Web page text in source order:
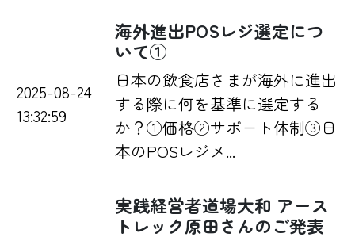
2025-08-24
13:32:59
海外進出POSレジ選定につ
いて①
日本の飲食店さまが海外に進出
する際に何を基準に選定する
か？①価格②サポート体制③日
本のPOSレジメ...
実践経営者道場大和 アース
トレック原田さんのご発表